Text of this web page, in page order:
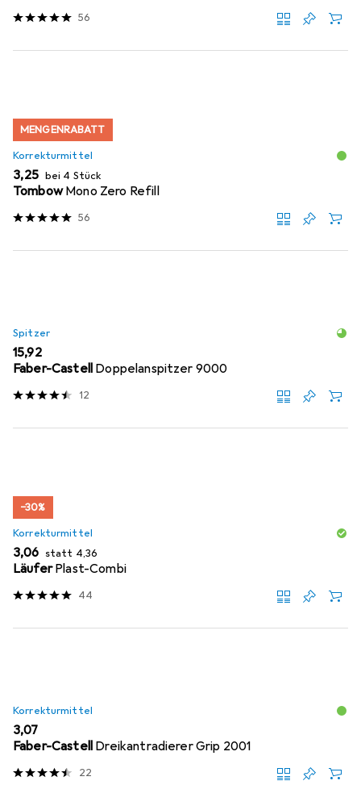
56
MENGENRABATT
Korrekturmittel
EUR
3,25 bei 4 Stück
Tombow Mono Zero Refill
56
Spitzer
EUR
15,92
Faber-Castell Doppelanspitzer 9000
12
−30%
Korrekturmittel
EUR
3,06 statt EUR
4,36
Läufer Plast-Combi
44
Korrekturmittel
EUR
3,07
Faber-Castell Dreikantradierer Grip 2001
22